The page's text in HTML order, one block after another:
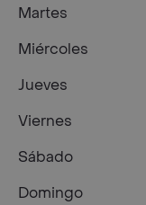
Martes
Miércoles
Jueves
Viernes
Sábado
Domingo